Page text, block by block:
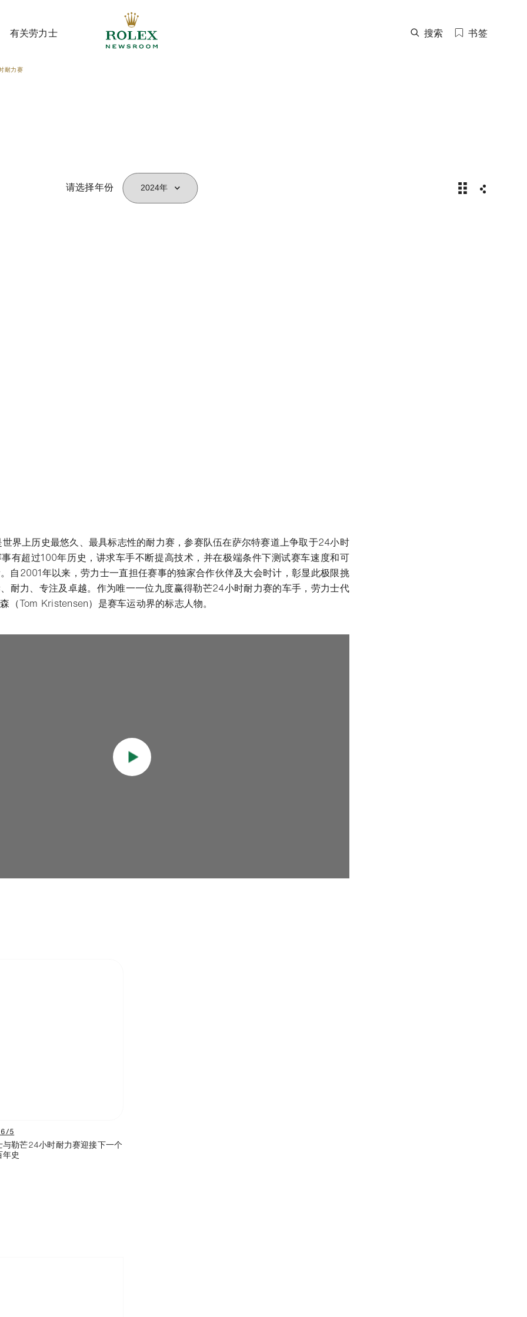
有关劳力士 搜索 书签
耐力赛
请选择年份
2024年勒芒24
界上历史最悠久、最具标志性的耐力赛，参赛队伍在萨尔特赛道上争取于24小时
有超过100年历史，讲求车手不断提高技术，并在极端条件下测试赛车速度和可
自2001年以来，劳力士一直担任赛事的独家合作伙伴及大会时计，彰显此极限挑
耐力、专注及卓越。作为唯一一位九度赢得勒芒24小时耐力赛的车手，劳力士代
（Tom Kristensen）是赛车运动界的标志人物。
5
与勒芒24小时耐力赛迎接下一个
史